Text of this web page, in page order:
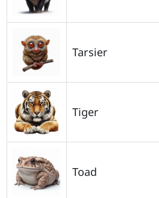
Tarsier
Tiger
Toad